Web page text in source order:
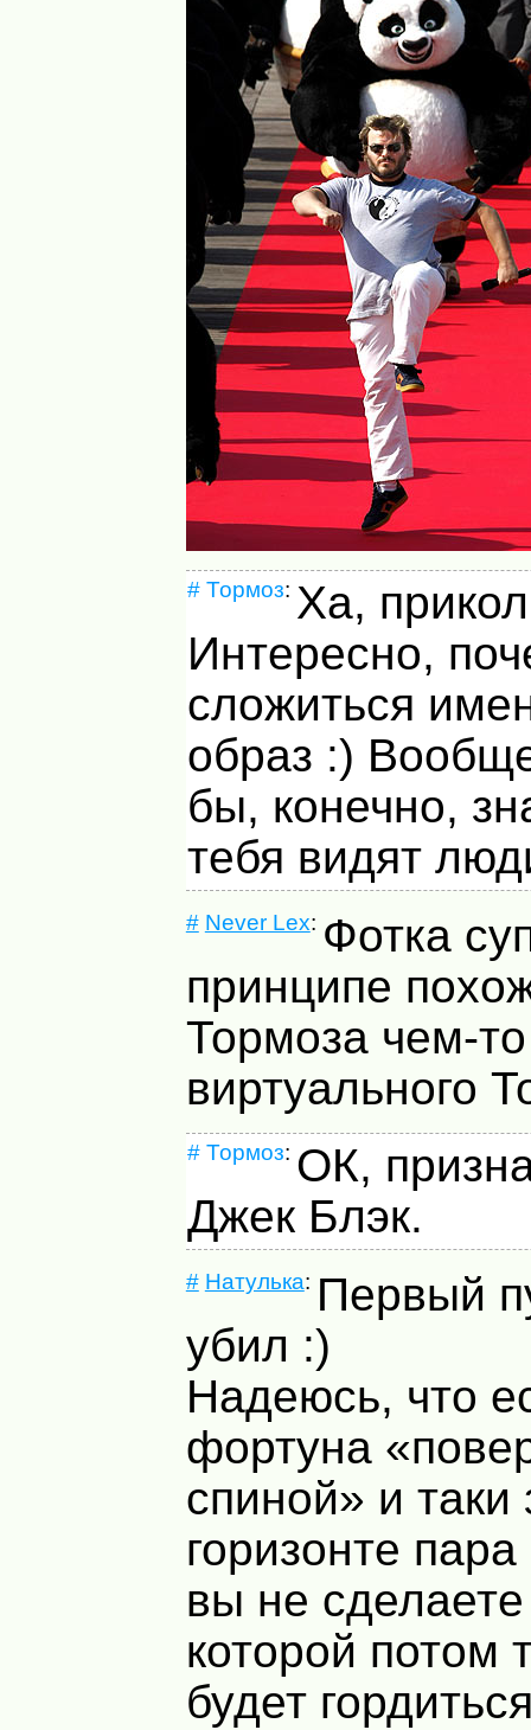
# Тормоз: Ха,
Интересно,
сложиться
образ :)
бы, конечно,
тебя видят
# Never Lex: Фотка
принципе
Тормоза чем-
виртуального
# Тормоз: ОК,
Джек Блэк.
# Натулька: Первый
убил :)
Надеюсь, что
фортуна
спиной» и таки
горизонте
вы не сделаете
которой потом
будет